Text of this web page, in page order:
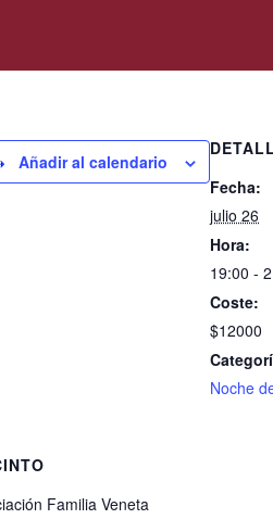
Añadir al calendario
Fecha:
julio 26
Hora:
19:00 -
Coste:
$12000
Noche
Familia Veneta